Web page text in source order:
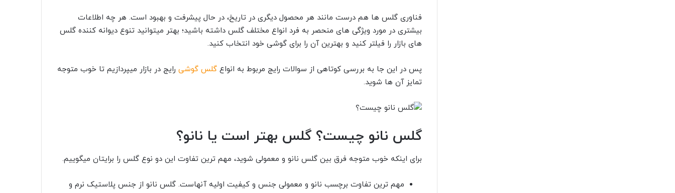
فناوری گلس ها هم درست مانند هر محصول دیگری در تاریخ، در حال پیشرفت و بهبود است. هر چه اطلاعات
بیشتری در مورد ویژگی های منحصر به فرد انواع مختلف گلس داشته باشید؛ بهتر میتوانید تنوع دیوانه کننده گلس
های بازار را فیلتر کنید و بهترین آن را برای گوشی خود انتخاب کنید.
پس در این جا به بررسی کوتاهی از سوالات رایج مربوط به انواعگلس گوشی رایج در بازار میپردازیم تا خوب متوجه
تمایز آن ها شوید.
گلس نانو چیست؟ گلس بهتر است یا نانو؟
برای اینکه خوب متوجه فرق بین گلس نانو و معمولی شوید، مهم ترین تفاوت این دو نوع گلس را برایتان میگوییم.
مهم ترین تفاوت برچسب نانو و معمولی جنس و کیفیت اولیه آنهاست. گلس نانو از جنس پلاستیک نرم و